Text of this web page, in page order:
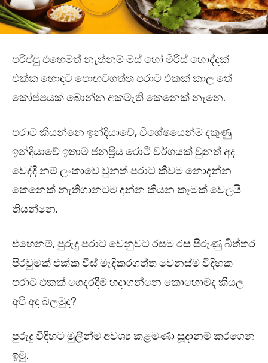
පරිප්පු එහෙමත් නැත්නම් මස් හෝ මිරිස් හොද්දක්
එක්ක හොඳට පොඟවගත්ත පරාට එකක් කාල තේ
කෝප්පයක් බොන්න අකමැති කෙනෙක් නෑනෙ.
පරාට කියන්නෙ ඉන්දියාවේ, විශේෂයෙන්ම දකුණු
ඉන්දියාවේ ඉතාම ජනප්‍රිය රොටී වර්ගයක් වුනත් අද
වෙද්දි නම් ලංකාවෙ වුනත් පරාට කීවම නොදන්න
කෙනෙක් නැතිගානටම දන්න කියන කෑමක් වෙලයි
තියන්නෙ.
එහෙනම්, පුරුදු පරාට වෙනුවට රසම රස පිරුණු බිත්තර
පිරවුමක් එක්ක චීස් මැදිකරගත්ත වෙනස්ම විදිහක
පරාට එකක් ගෙදරදීම හදාගන්නෙ කොහොමද කියල
අපි අද බලමුද?
පුරුදු විදිහට මුලින්ම අවශ්‍ය කළමණා සූදානම් කරගෙන
ඉමු.